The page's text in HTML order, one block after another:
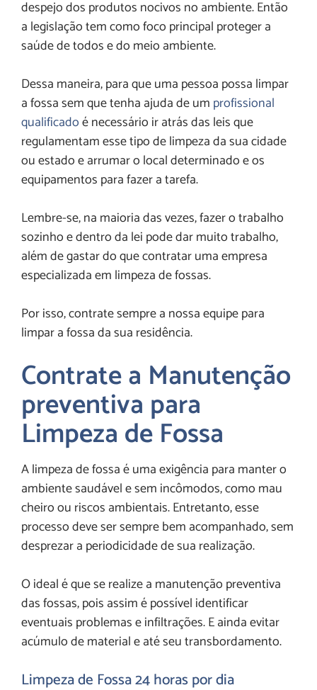
despejo dos produtos nocivos no ambiente. Então
a legislação tem como foco principal proteger a
saúde de todos e do meio ambiente.
Dessa maneira, para que uma pessoa possa limpar
a fossa sem que tenha ajuda de um profissional
qualificadoé necessário ir atrás das leis que
regulamentam esse tipo de limpeza da sua cidade
ou estado e arrumar o local determinado e os
equipamentos para fazer a tarefa.
Lembre-se, na maioria das vezes, fazer o trabalho
sozinho e dentro da lei pode dar muito trabalho,
além de gastar do que contratar uma empresa
especializada em limpeza de fossas.
Por isso, contrate sempre a nossa equipe para
limpar a fossa da sua residência.
Contrate a Manutenção
preventiva para
Limpeza de Fossa
A limpeza de fossa é uma exigência para manter o
ambiente saudável e sem incômodos, como mau
cheiro ou riscos ambientais. Entretanto, esse
processo deve ser sempre bem acompanhado, sem
desprezar a periodicidade de sua realização.
O ideal é que se realize a manutenção preventiva
das fossas, pois assim é possível identificar
eventuais problemas e infiltrações. E ainda evitar
acúmulo de material e até seu transbordamento.
Limpeza de Fossa 24 horas por dia